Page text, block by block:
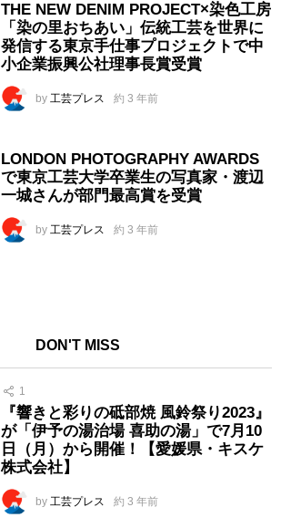
THE NEW DENIM PROJECT×染⾊⼯房
「染の里おちあい」伝統⼯芸を世界に
発信する東京手仕事プロジェクトで中
小企業振興公社理事⻑賞受賞
by 工芸プレス 約 3 年前
LONDON PHOTOGRAPHY AWARDS
で東京工芸大学卒業生の写真家・渡辺
一城さんが部門最高賞を受賞
by 工芸プレス 約 3 年前
DON'T MISS
1
『響きと彩りの砥部焼 風鈴祭り2023』
が「伊予の湯治場 喜助の湯」で7月10
日（月）から開催！【愛媛県・キスケ
株式会社】
by 工芸プレス 約 3 年前